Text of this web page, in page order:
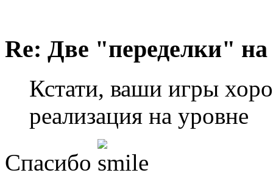
Re: Две "переделки"
Кстати, ваши игры
реализация на уровне
Спасибо